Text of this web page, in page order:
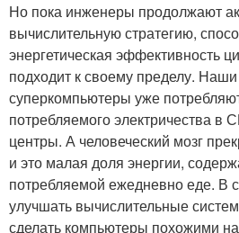
Но пока инженеры продолжают
вычислительную стратегию,
энергетическая эффективность
подходит к своему пределу.
суперкомпьютеры уже
потребляемого электричества в
центры. А человеческий мозг
и это малая доля энергии,
потребляемой ежедневно еде. В
улучшать вычислительные
сделать компьютеры похожими